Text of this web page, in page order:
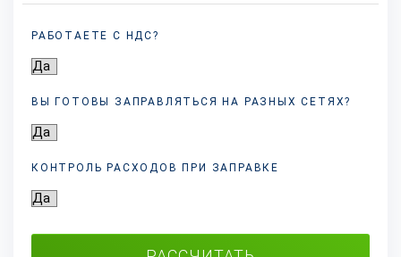
РАБОТАЕТЕ С НДС?
ВЫ ГОТОВЫ ЗАПРАВЛЯТЬСЯ НА РАЗНЫХСЕТЯХ?
КОНТРОЛЬ РАСХОДОВ ПРИ ЗАПРАВКЕ